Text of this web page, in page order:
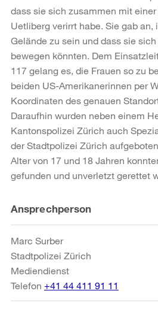
dass sie sich zusammen mit
Uetliberg verirrt habe. Sie gab an,
Gelände zu sein und dass sie
bewegen könnten. Dem
117 gelang es, die Frauen so zu
beiden US-Amerikanerinnen per
Koordinaten des genauen
Daraufhin wurden neben einem
Kantonspolizei Zürich auch
der Stadtpolizei Zürich
Alter von 17 und 18 Jahren
gefunden und unverletzt gerettet
Weitere
Informationen
Ansprechperson
Marc Surber
Stadtpolizei Zürich
Mediendienst
Telefon +41 44 411 91 11